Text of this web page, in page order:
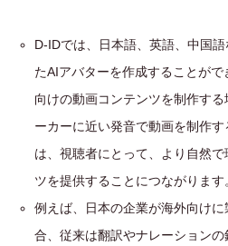
D-IDでは、日本語、英語、中国
たAIアバターを作成することが
向けの動画コンテンツを制作す
ーカーに近い発音で動画を制作
は、視聴者にとって、より自然
ツを提供することにつながります
例えば、日本の企業が海外向け
合、従来は翻訳やナレーション